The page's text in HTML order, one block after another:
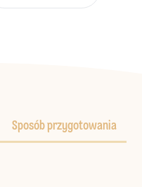
Sposób przygotowania